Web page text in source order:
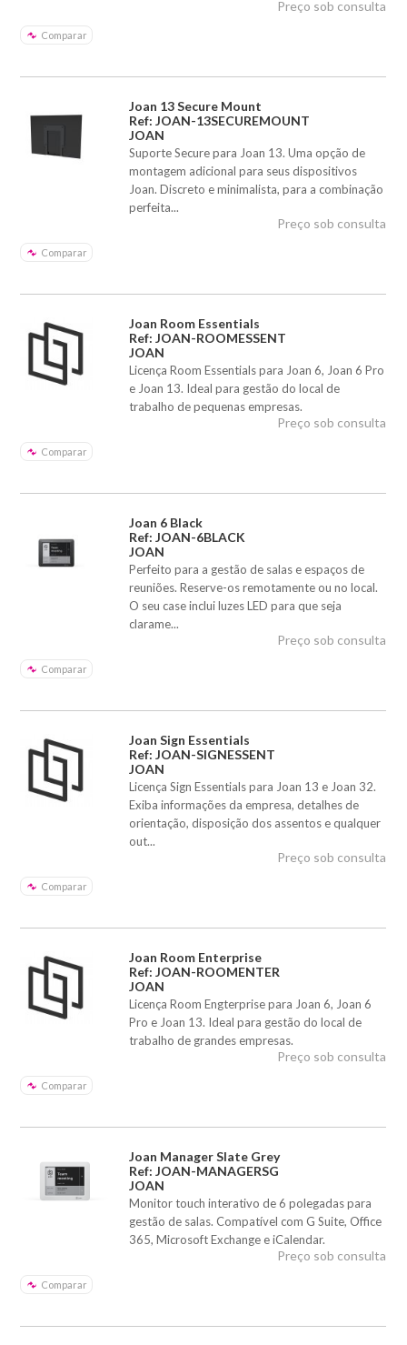
Comparar
Preço sob consulta
Joan 13 Secure Mount
Ref: JOAN-13SECUREMOUNT
JOAN
Suporte Secure para Joan 13. Uma opção de
montagem adicional para seus dispositivos
Joan. Discreto e minimalista, para a combinação
perfeita...
Comparar
Preço sob consulta
Joan Room Essentials
Ref: JOAN-ROOMESSENT
JOAN
Licença Room Essentials para Joan 6, Joan 6 Pro
e Joan 13. Ideal para gestão do local de
trabalho de pequenas empresas.
Comparar
Preço sob consulta
Joan 6 Black
Ref: JOAN-6BLACK
JOAN
Perfeito para a gestão de salas e espaços de
reuniões. Reserve-os remotamente ou no local.
O seu case inclui luzes LED para que seja
clarame...
Comparar
Preço sob consulta
Joan Sign Essentials
Ref: JOAN-SIGNESSENT
JOAN
Licença Sign Essentials para Joan 13 e Joan 32.
Exiba informações da empresa, detalhes de
orientação, disposição dos assentos e qualquer
out...
Comparar
Preço sob consulta
Joan Room Enterprise
Ref: JOAN-ROOMENTER
JOAN
Licença Room Engterprise para Joan 6, Joan 6
Pro e Joan 13. Ideal para gestão do local de
trabalho de grandes empresas.
Comparar
Preço sob consulta
Joan Manager Slate Grey
Ref: JOAN-MANAGERSG
JOAN
Monitor touch interativo de 6 polegadas para
gestão de salas. Compatível com G Suite, Office
365, Microsoft Exchange e iCalendar.
Comparar
Preço sob consulta